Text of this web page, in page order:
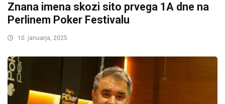
Znana imena skozi sito prvega 1A dne na
Perlinem Poker Festivalu
10. januarja, 2025